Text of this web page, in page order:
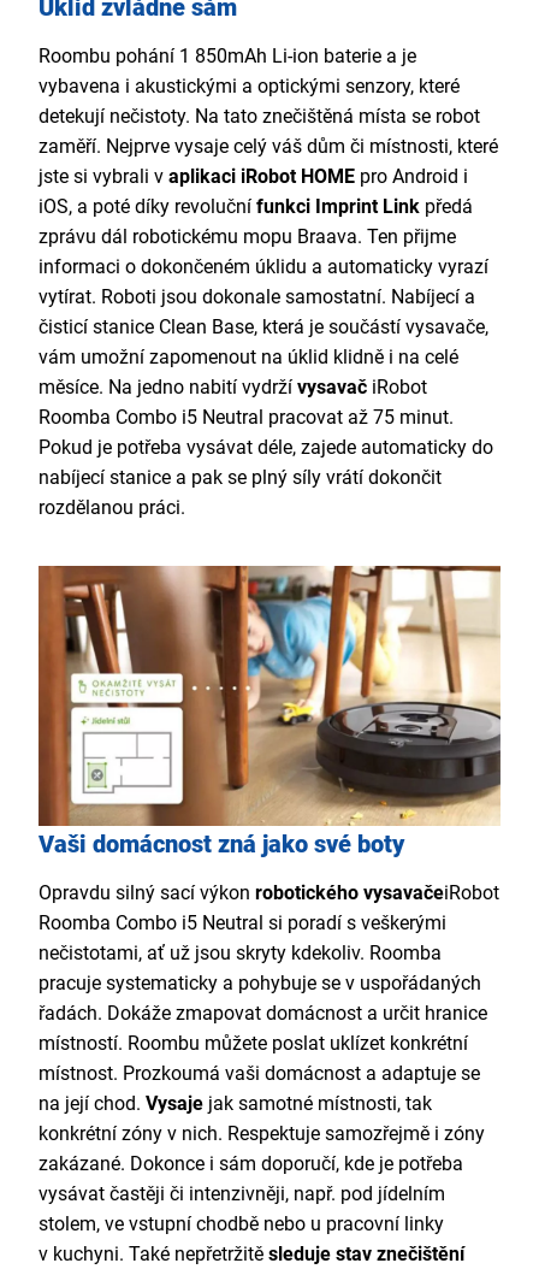
Úklid zvládne sám
Roombu pohání 1 850mAh Li-ion baterie a je
vybavena i akustickými a optickými senzory, které
detekují nečistoty. Na tato znečištěná místa se robot
zaměří. Nejprve vysaje celý váš dům či místnosti, které
jste si vybrali v aplikaci iRobot HOME pro Android i
iOS, a poté díky revoluční funkci Imprint Link předá
zprávu dál robotickému mopu Braava. Ten přijme
informaci o dokončeném úklidu a automaticky vyrazí
vytírat. Roboti jsou dokonale samostatní. Nabíjecí a
čisticí stanice Clean Base, která je součástí vysavače,
vám umožní zapomenout na úklid klidně i na celé
měsíce. Na jedno nabití vydrží vysavač iRobot
Roomba Combo i5 Neutral pracovat až 75 minut.
Pokud je potřeba vysávat déle, zajede automaticky do
nabíjecí stanice a pak se plný síly vrátí dokončit
rozdělanou práci.
Vaši domácnost zná jako své boty
Opravdu silný sací výkon robotického vysavačeiRobot
Roomba Combo i5 Neutral si poradí s veškerými
nečistotami, ať už jsou skryty kdekoliv. Roomba
pracuje systematicky a pohybuje se v uspořádaných
řadách. Dokáže zmapovat domácnost a určit hranice
místností. Roombu můžete poslat uklízet konkrétní
místnost. Prozkoumá vaši domácnost a adaptuje se
na její chod. Vysaje jak samotné místnosti, tak
konkrétní zóny v nich. Respektuje samozřejmě i zóny
zakázané. Dokonce i sám doporučí, kde je potřeba
vysávat častěji či intenzivněji, např. pod jídelním
stolem, ve vstupní chodbě nebo u pracovní linky
v kuchyni. Také nepřetržitě sleduje stav znečištění